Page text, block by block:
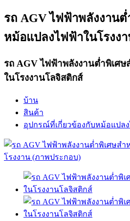
รถ AGV ไฟฟ้าพลังงาน
หม้อแปลงไฟฟ้าในโรงง
รถ AGV ไฟฟ้าพลังงานต่ำพิเศ
ในโรงงานโลจิสติกส์
บ้าน
สินค้า
อุปกรณ์ที่เกี่ยวข้องกับหม้อแปล